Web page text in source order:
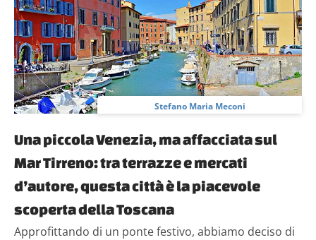
Stefano Maria Meconi
Una piccola Venezia, ma affacciata sul
Mar Tirreno: tra terrazze e mercati
d’autore, questa città è la piacevole
scoperta della Toscana
Approfittando di un ponte festivo, abbiamo deciso di